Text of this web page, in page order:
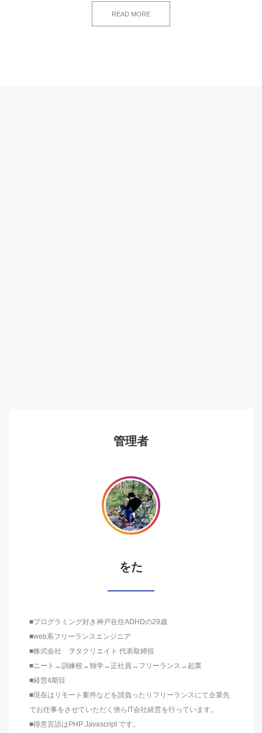
READ MORE
管理者
をた
■プログラミング好き神戸在住ADHDの29歳
■web系フリーランスエンジニア
■株式会社 ヲタクリエイト 代表取締役
■ニート→訓練校→独学→正社員→フリーランス→起業
■経営4期目
■現在はリモート案件などを請負ったりフリーランスにて企業先
でお仕事をさせていただく傍らIT会社経営を行っています。
■得意言語はPHP Javascript です。